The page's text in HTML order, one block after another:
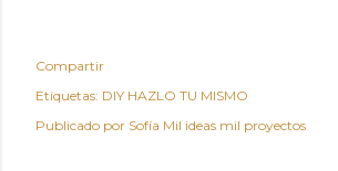
Compartir
Etiquetas: DIY HAZLO TU MISMO
Publicado por Sofía Mil ideas mil proyectos